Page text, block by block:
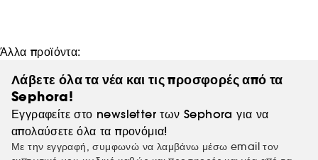
η J.LO είναι γνωστός για το στυλ του "Glass Hair" που
Άλλα προϊόντα:
Λάβετε όλα τα νέα και τις προσφορές από τα
Sephora!
Εγγραφείτε στο newsletter των Sephora για να
απολαύσετε όλα τα προνόμια!
Με την εγγραφή, συμφωνώ να λαμβάνω μέσω email τον